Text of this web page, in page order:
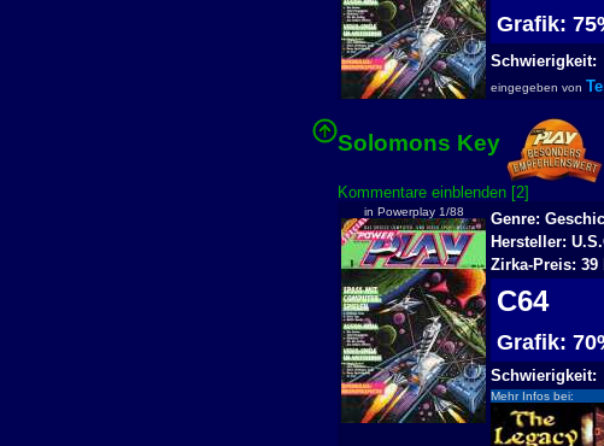
Grafik:
Schwierigkeit:
eingegeben von
Solomons Key
Kommentare einblenden [2]
in Powerplay 1/88
Genre:
Hersteller:
Zirka-Preis: 39
C64
Grafik:
Schwierigkeit:
Mehr Infos bei: